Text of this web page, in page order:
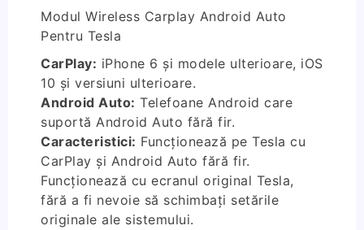
Modul Wireless Carplay Android Auto
Pentru Tesla
CarPlay: iPhone 6 și modele ulterioare, iOS
10 și versiuni ulterioare.
Android Auto: Telefoane Android care
suportă Android Auto fără fir.
Caracteristici: Funcționează pe Tesla cu
CarPlay și Android Auto fără fir.
Funcționează cu ecranul original Tesla,
fără a fi nevoie să schimbați setările
originale ale sistemului.